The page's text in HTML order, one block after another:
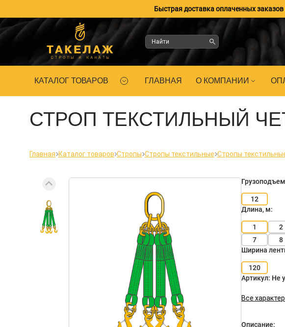
Быстрая доставка оплаченных
КАТАЛОГ ТОВАРОВ ГЛАВНАЯ О КОМПАНИИ
СТРОП ТЕКСТИЛЬНЫЙ
Главная Каталог товаров Стропы Стропы текстильные Стропы
12
Длина, м:
1 2
7
8
Ширина
120
Артикул: Не
Все
Описание: